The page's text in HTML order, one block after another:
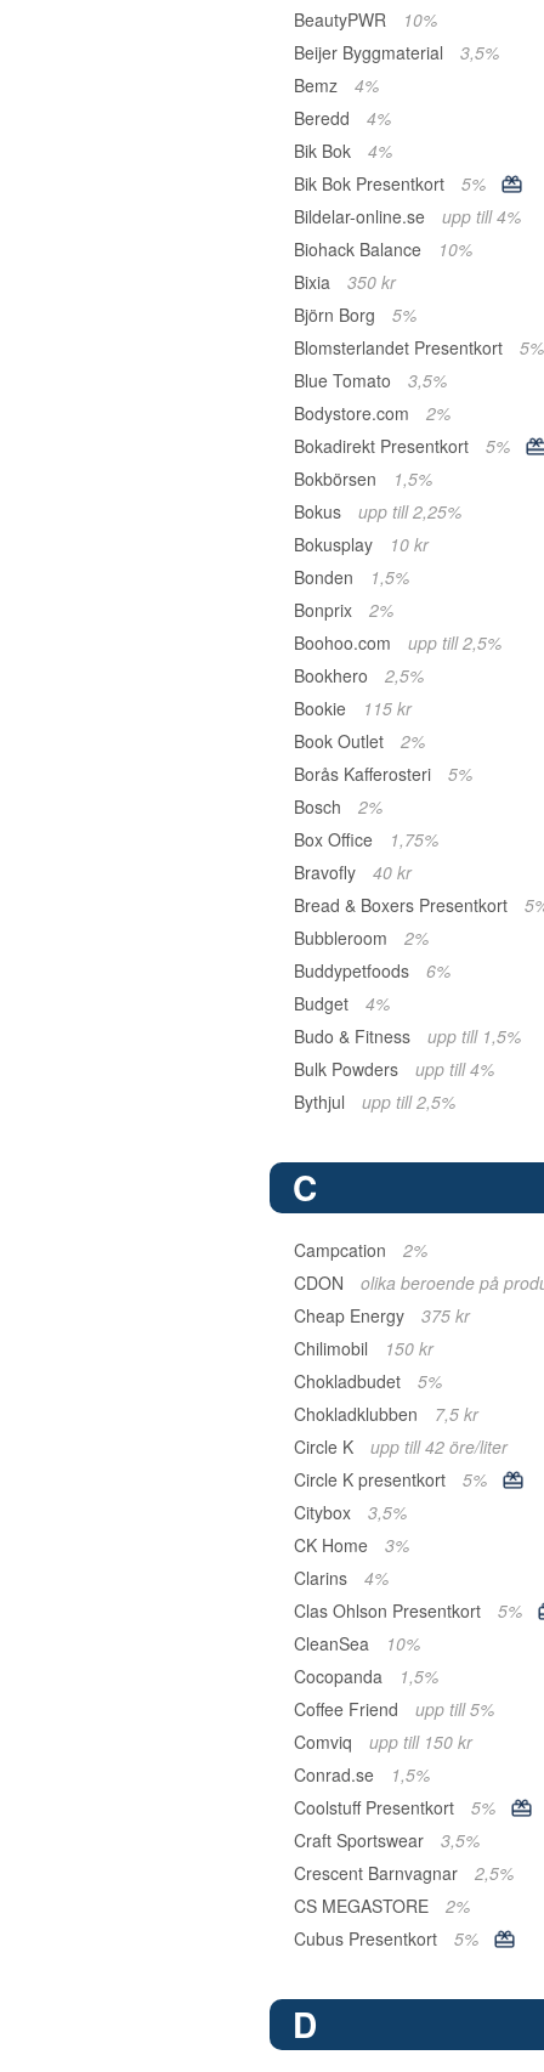
BeautyPWR
10%
Beijer Byggmaterial
3,5%
Bemz
4%
Beredd
4%
Bik Bok
4%
Bik Bok Presentkort
5%
Bildelar-online.se
upp till 4%
Biohack Balance
10%
Bixia
350 kr
Björn Borg
5%
Blomsterlandet Presentkort
5%
Blue Tomato
3,5%
Bodystore.com
2%
Bokadirekt Presentkort
5%
Bokbörsen
1,5%
Bokus
upp till 2,25%
Bokusplay
10 kr
Bonden
1,5%
Bonprix
2%
Boohoo.com
upp till 2,5%
Bookhero
2,5%
Bookie
115 kr
Book Outlet
2%
Borås Kafferosteri
5%
Bosch
2%
Box Office
1,75%
Bravofly
40 kr
Bread & Boxers Presentkort
Bubbleroom
2%
Buddypetfoods
6%
Budget
4%
Budo & Fitness
upp till 1,5%
Bulk Powders
upp till 4%
Bythjul
upp till 2,5%
C
Campcation
2%
CDON
olika beroende på
Cheap Energy
375 kr
Chilimobil
150 kr
Chokladbudet
5%
Chokladklubben
7,5 kr
Circle K
upp till 42 öre/liter
Circle K presentkort
5%
Citybox
3,5%
CK Home
3%
Clarins
4%
Clas Ohlson Presentkort
5%
CleanSea
10%
Cocopanda
1,5%
Coffee Friend
upp till 5%
Comviq
upp till 150 kr
Conrad.se
1,5%
Coolstuff Presentkort
5%
Craft Sportswear
3,5%
Crescent Barnvagnar
2,5%
CS MEGASTORE
2%
Cubus Presentkort
5%
D